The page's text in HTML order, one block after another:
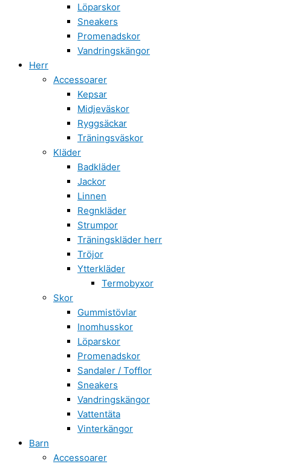
Löparskor
Sneakers
Promenadskor
Vandringskängor
Herr
Accessoarer
Kepsar
Midjeväskor
Ryggsäckar
Träningsväskor
Kläder
Badkläder
Jackor
Linnen
Regnkläder
Strumpor
Träningskläder herr
Tröjor
Ytterkläder
Termobyxor
Skor
Gummistövlar
Inomhusskor
Löparskor
Promenadskor
Sandaler / Tofflor
Sneakers
Vandringskängor
Vattentäta
Vinterkängor
Barn
Accessoarer